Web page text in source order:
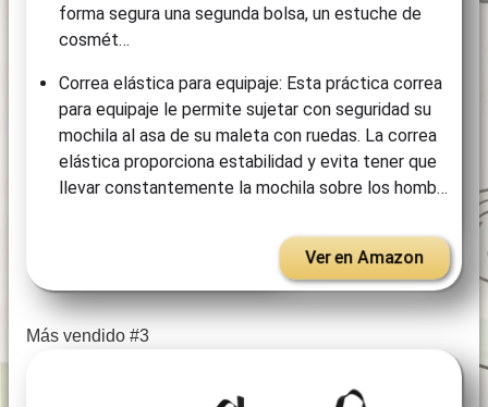
forma segura una segunda bolsa, un estuche de
cosmét…
Correa elástica para equipaje: Esta práctica correa
para equipaje le permite sujetar con seguridad su
mochila al asa de su maleta con ruedas. La correa
elástica proporciona estabilidad y evita tener que
llevar constantemente la mochila sobre los homb…
Ver en Amazon
Más vendido #3